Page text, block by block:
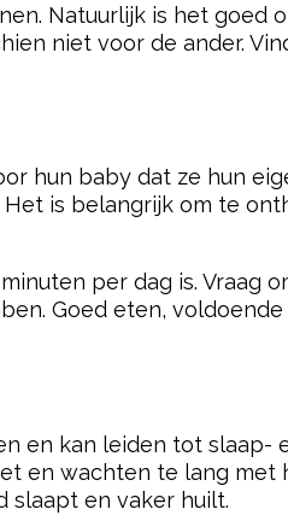
Natuurlijk is het goed
niet voor de ander.
hun baby dat ze hun
is belangrijk om te
per dag is. Vraag
Goed eten,
en kan leiden tot slaap-
en wachten te lang met
slaapt en vaker huilt.